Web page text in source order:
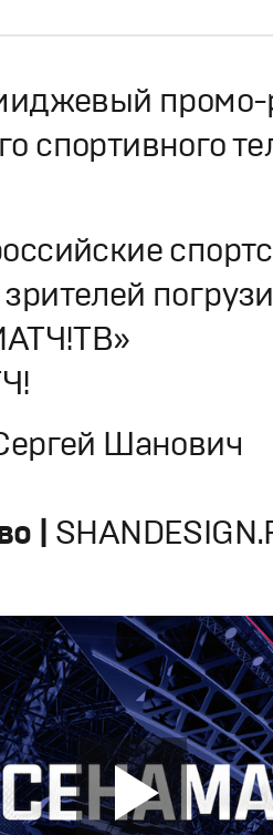
промо-
спортивного
Шанович
|